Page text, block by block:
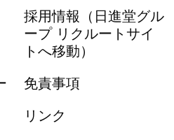
採用情報（日進堂グル
ープ リクルートサイ
トへ移動）
免責事項
リンク